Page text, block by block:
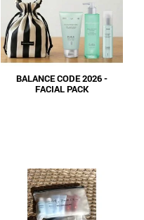
BALANCE CODE 2026 -
FACIAL PACK